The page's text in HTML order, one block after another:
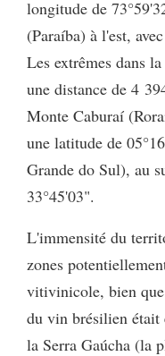
longitude de
(Paraíba) à l'est,
Les extrêmes dans
une distance de 4
Monte Caburaí
une latitude de
Grande do Sul), au
33°45'03".
L'immensité du
zones
vitivinicole, bien
du vin brésilien était
la Serra Gaúcha (la